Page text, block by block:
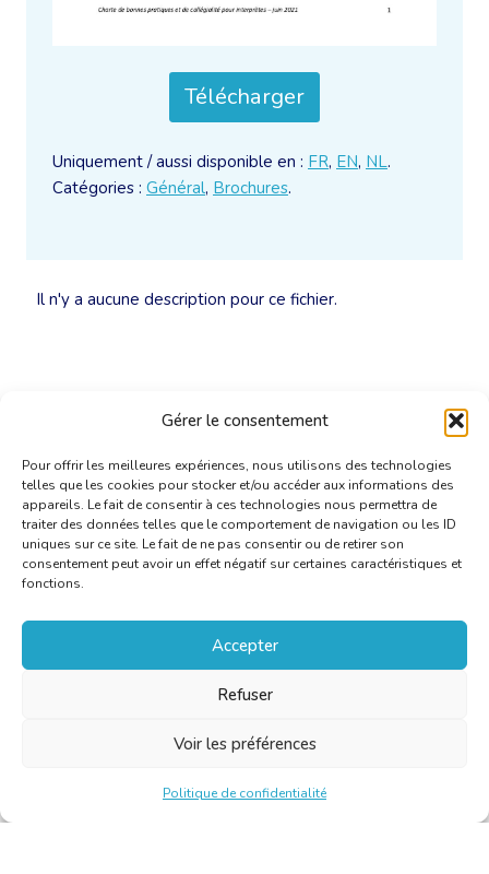
Gérer le consentement
Pour offrir les meilleures expériences, nous utilisons des technologies
telles que les cookies pour stocker et/ou accéder aux informations des
appareils. Le fait de consentir à ces technologies nous permettra de
traiter des données telles que le comportement de navigation ou les ID
uniques sur ce site. Le fait de ne pas consentir ou de retirer son
consentement peut avoir un effet négatif sur certaines caractéristiques et
fonctions.
Accepter
Refuser
Voir les préférences
Politique de confidentialité
Il n'y a aucune description pour ce fichier.
Télécharger
Uniquement / aussi disponible en : FR, EN, NL.
Catégories : Général, Brochures.